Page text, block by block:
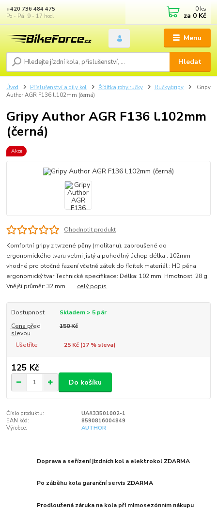
Menu
Hledat
+420 736 484 475
Po - Pá: 9 - 17 hod.
0 ks
za 0 Kč
Úvod Příslušenství a díly kol Řídítka,rohy,ručky Ručky/gripy
Gripy
Author AGR F136 l.102mm (černá)
Gripy Author AGR F136 l.102mm
(černá)
Akce
Ohodnotit produkt
Komfortní gripy z tvrzené pěny (molitanu), zabroušené do
ergonomického tvaru velmi jistý a pohodlný úchop délka : 102mm -
vhodné pro otočné řazení včetně zátek do řídítek materiál : HD pěna
ergonomický tvar Technické specifikace: Délka: 102 mm. Hmotnost: 28 g.
Vnější průměr: 32 mm. celý popis
Dostupnost
Skladem > 5 pár
Cena před
slevou
150 Kč
Ušetříte 25 Kč (17% sleva)
125 Kč
Do košíku
Číslo produktu:
UA#33501002-1
EAN kód:
8590816004849
Výrobce:
AUTHOR
Doprava a seřízení jízdních kol a elektrokol ZDARMA
Po záběhu kola garanční servis ZDARMA
Prodloužená záruka na kola při mimosezónním nákupu